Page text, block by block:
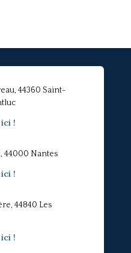
44360 Saint-
!
44000 Nantes
!
44840 Les
!